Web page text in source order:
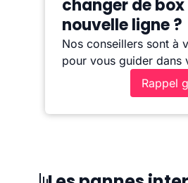
changer de
nouvelle ligne ?
Nos conseillers sont à
pour vous guider dans
Rappel